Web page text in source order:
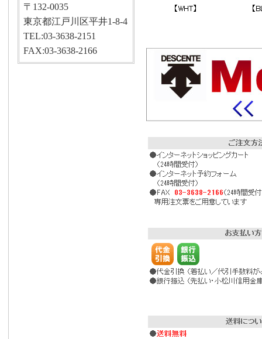
〒132-0035
東京都江戸川区平井1-8-4
TEL:03-3638-2151
FAX:03-3638-2166